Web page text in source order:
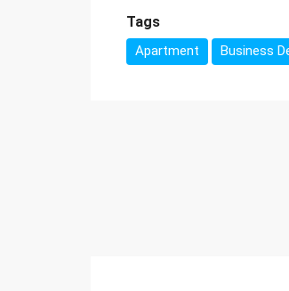
Tags
Apartment Business